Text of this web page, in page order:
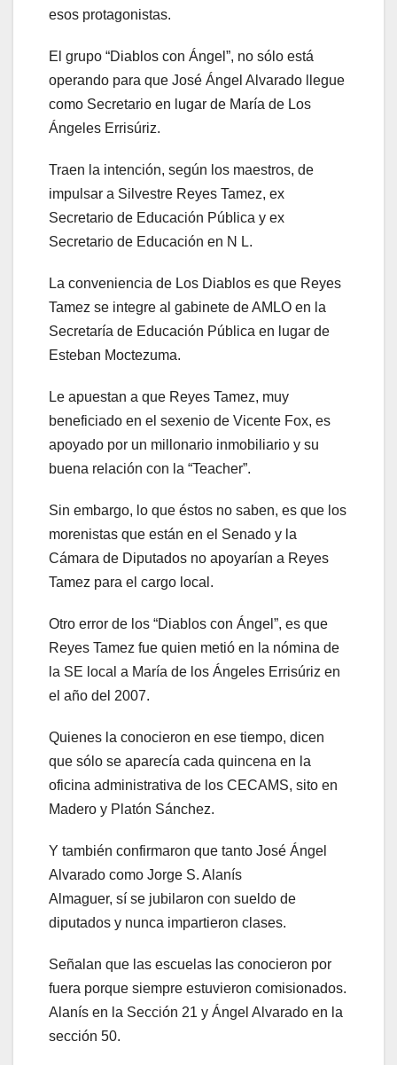
esos protagonistas.
El grupo “Diablos con Ángel”, no sólo está
operando para que José Ángel Alvarado llegue
como Secretario en lugar de María de Los
Ángeles Errisúriz.
Traen la intención, según los maestros, de
impulsar a Silvestre Reyes Tamez, ex
Secretario de Educación Pública y ex
Secretario de Educación en N L.
La conveniencia de Los Diablos es que Reyes
Tamez se integre al gabinete de AMLO en la
Secretaría de Educación Pública en lugar de
Esteban Moctezuma.
Le apuestan a que Reyes Tamez, muy
beneficiado en el sexenio de Vicente Fox, es
apoyado por un millonario inmobiliario y su
buena relación con la “Teacher”.
Sin embargo, lo que éstos no saben, es que los
morenistas que están en el Senado y la
Cámara de Diputados no apoyarían a Reyes
Tamez para el cargo local.
Otro error de los “Diablos con Ángel”, es que
Reyes Tamez fue quien metió en la nómina de
la SE local a María de los Ángeles Errisúriz en
el año del 2007.
Quienes la conocieron en ese tiempo, dicen
que sólo se aparecía cada quincena en la
oficina administrativa de los CECAMS, sito en
Madero y Platón Sánchez.
Y también confirmaron que tanto José Ángel
Alvarado como Jorge S. Alanís
Almaguer, sí se jubilaron con sueldo de
diputados y nunca impartieron clases.
Señalan que las escuelas las conocieron por
fuera porque siempre estuvieron comisionados.
Alanís en la Sección 21 y Ángel Alvarado en la
sección 50.